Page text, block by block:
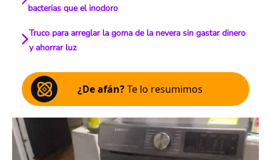
bacterias que el inodoro
Truco para arreglar la goma de la nevera sin gastar dinero
y ahorrar luz
¿De afán?Te lo resumimos